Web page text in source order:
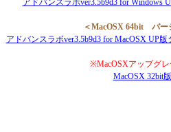
アドバンスラボver3.5b9d3 for Windows
＜MacOSX 64bit バ
アドバンスラボver3.5b9d3 for MacOSX UP
※MacOSXアップグ
MacOSX 32bit